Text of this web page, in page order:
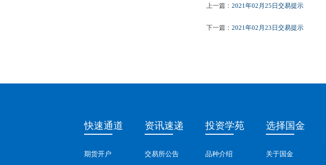
上一篇： 2021年02月25日交易提示
下一篇： 2021年02月23日交易提示
快速通道
期货开户
资讯速递
交易所公告
投资学苑
品种介绍
选择国金
关于国金